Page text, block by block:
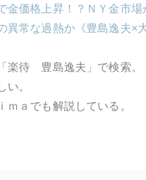
金価格上昇！？ＮＹ金市
異常な過熱か《豊島逸夫×
楽待 豊島逸夫」で検索。
い。
ｍａでも解説している。